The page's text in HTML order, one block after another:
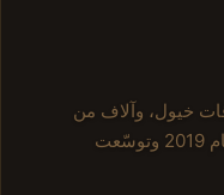
خيول، وآلاف من
ماكينات السلوتس. تأسست الصالة عام 2019 وتوسّعت